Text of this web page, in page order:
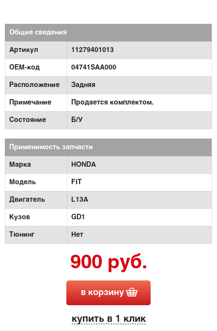
Общие сведения
Артикул 11279401013
OEM-код 04741SAA000
Расположение Задняя
Примечание Продается комплектом.
Состояние Б/У
Применимость запчасти
Марка HONDA
Модель FIT
Двигатель L13A
Кузов GD1
Тюнинг Нет
900 руб.
в корзину
купить в 1 клик